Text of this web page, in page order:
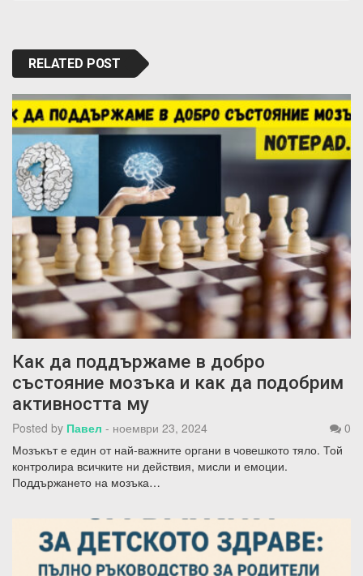
RELATED POST
Как да поддържаме в добро
състояние мозъка и как да подобрим
активността му
Posted by Павел - ноември 23, 2024
0
Мозъкът е един от най-важните органи в човешкото тяло. Той
контролира всичките ни действия, мисли и емоции.
Поддържането на мозъка…